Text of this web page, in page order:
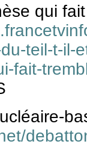
qui
teil-t-il-
fait-